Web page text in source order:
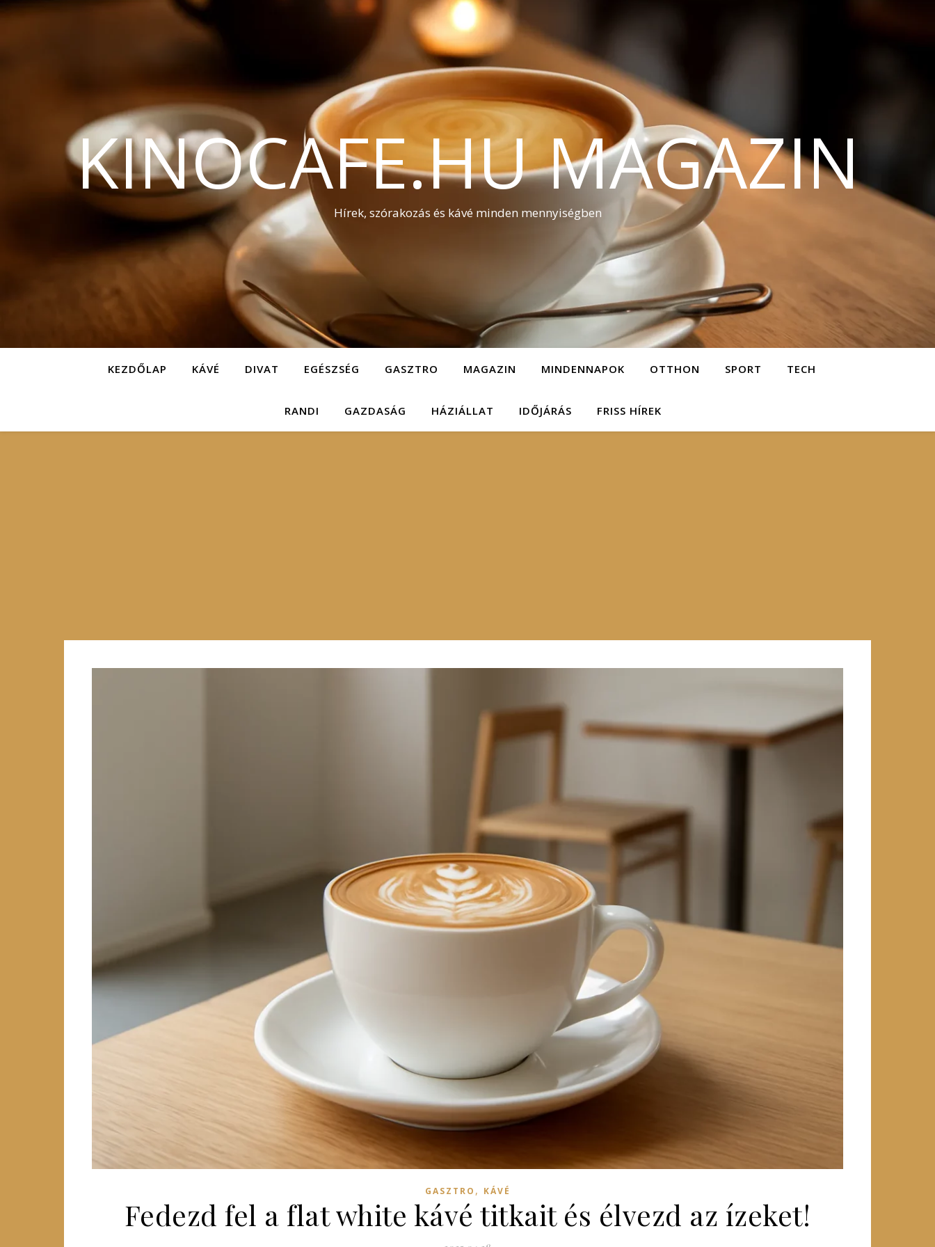
KINOCAFE.HU MAGAZIN
Hírek, szórakozás és kávé minden mennyiségben
KEZDŐLAP KÁVÉ DIVAT EGÉSZSÉG GASZTRO MAGAZIN MINDENNAPOK OTTHON SPORT TECH
RANDI GAZDASÁG HÁZIÁLLAT IDŐJÁRÁS FRISS HÍREK
GASZTRO , KÁVÉ
Fedezd fel a flat white kávé titkait és élvezd az ízeket!